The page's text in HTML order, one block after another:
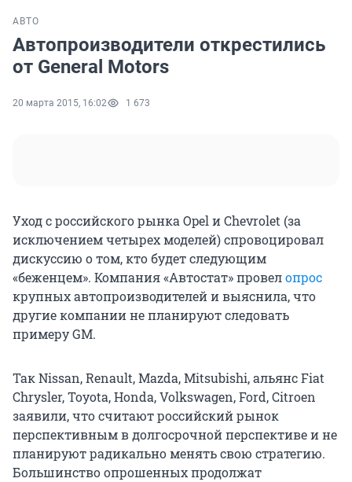
АВТО
Автопроизводители открестились
от General Motors
20 марта 2015, 16:02 1 673
Уход с российского рынка Opel и Chevrolet (за
исключением четырех моделей) спровоцировал
дискуссию о том, кто будет следующим
«беженцем». Компания «Автостат» провелопрос
крупных автопроизводителей и выяснила, что
другие компании не планируют следовать
примеру GM.
Так Nissan, Renault, Mazda, Mitsubishi, альянс Fiat
Chrysler, Toyota, Honda, Volkswagen, Ford, Citroen
заявили, что считают российский рынок
перспективным в долгосрочной перспективе и не
планируют радикально менять свою стратегию.
Большинство опрошенных продолжат